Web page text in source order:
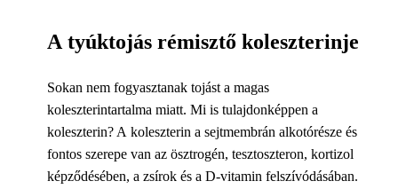
A tyúktojás rémisztő koleszterinje
Sokan nem fogyasztanak tojást a magas
koleszterintartalma miatt. Mi is tulajdonképpen a
koleszterin? A koleszterin a sejtmembrán alkotórésze és
fontos szerepe van az ösztrogén, tesztoszteron, kortizol
képződésében, a zsírok és a D-vitamin felszívódásában.